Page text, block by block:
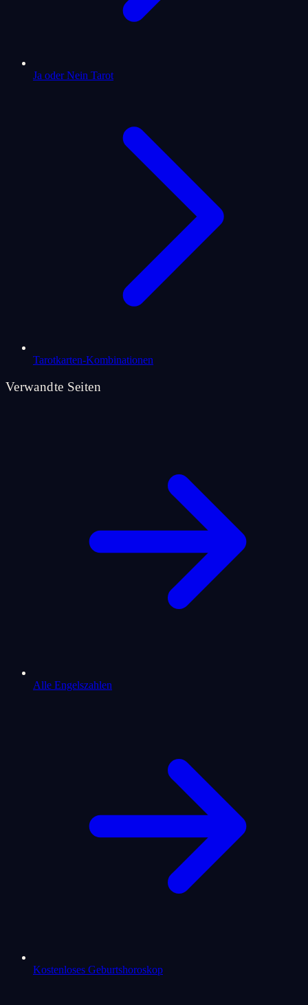
Ja oder Nein Tarot
Tarotkarten-Kombinationen
Verwandte Seiten
Alle Engelszahlen
Kostenloses Geburtshoroskop